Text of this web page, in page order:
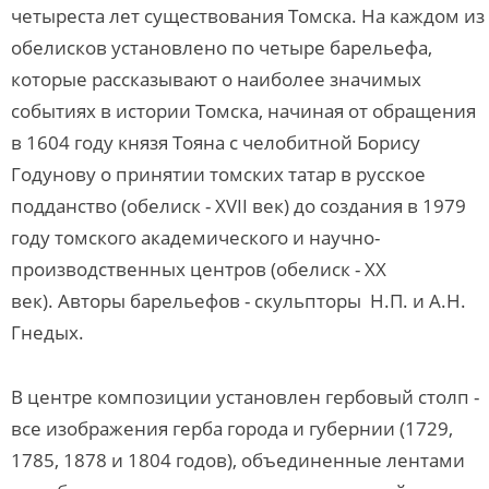
четыреста лет существования Томска. На каждом из
обелисков установлено по четыре барельефа,
которые рассказывают о наиболее значимых
событиях в истории Томска, начиная от обращения
в 1604 году князя Тояна с челобитной Борису
Годунову о принятии томских татар в русское
подданство (обелиск - XVII век) до создания в 1979
году томского академического и научно-
производственных центров (обелиск - XX
век). Авторы барельефов - скульпторы Н.П. и А.Н.
Гнедых.
В центре композиции установлен гербовый столп -
все изображения герба города и губернии (1729,
1785, 1878 и 1804 годов), объединенные лентами